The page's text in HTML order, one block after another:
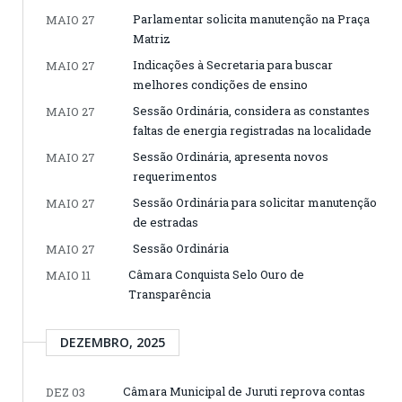
MAIO 27
Parlamentar solicita manutenção na Praça
Matriz
MAIO 27
Indicações à Secretaria para buscar
melhores condições de ensino
MAIO 27
Sessão Ordinária, considera as constantes
faltas de energia registradas na localidade
MAIO 27
Sessão Ordinária, apresenta novos
requerimentos
MAIO 27
Sessão Ordinária para solicitar manutenção
de estradas
MAIO 27
Sessão Ordinária
MAIO 11
Câmara Conquista Selo Ouro de
Transparência
DEZEMBRO, 2025
DEZ 03
Câmara Municipal de Juruti reprova contas